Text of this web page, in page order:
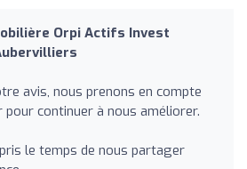
Orpi Actifs Invest
avis, nous prenons en compte
pour continuer à nous améliorer.
le temps de nous partager